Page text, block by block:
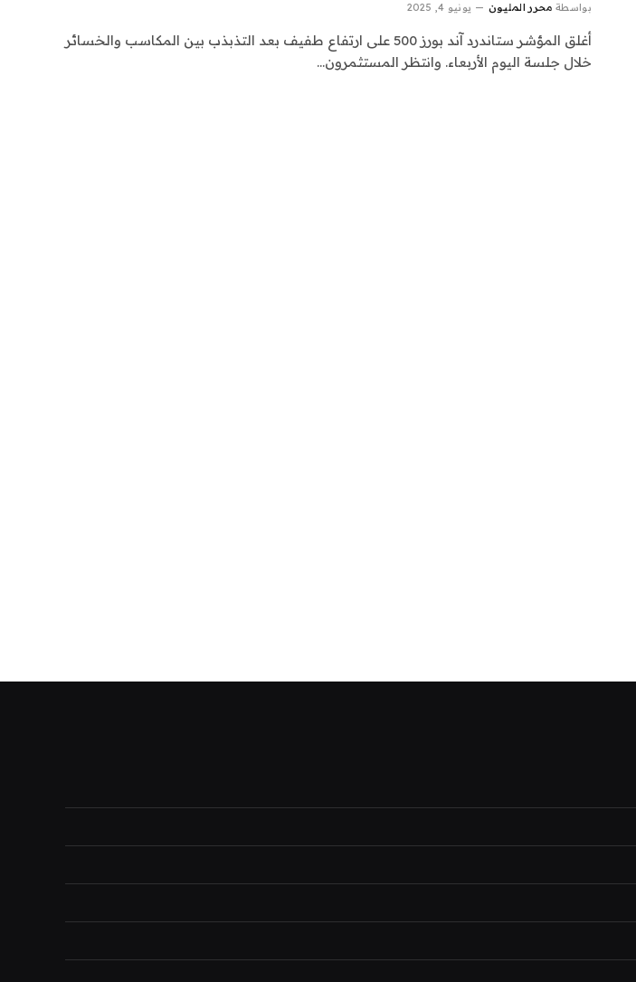
بواسطة محرر المليون يونيو 4, 2025
أغلق المؤشر ستاندرد آند بورز 500 على ارتفاع طفيف بعد التذبذب بين المكاسب والخسائر
خلال جلسة اليوم الأربعاء. وانتظر المستثمرون…